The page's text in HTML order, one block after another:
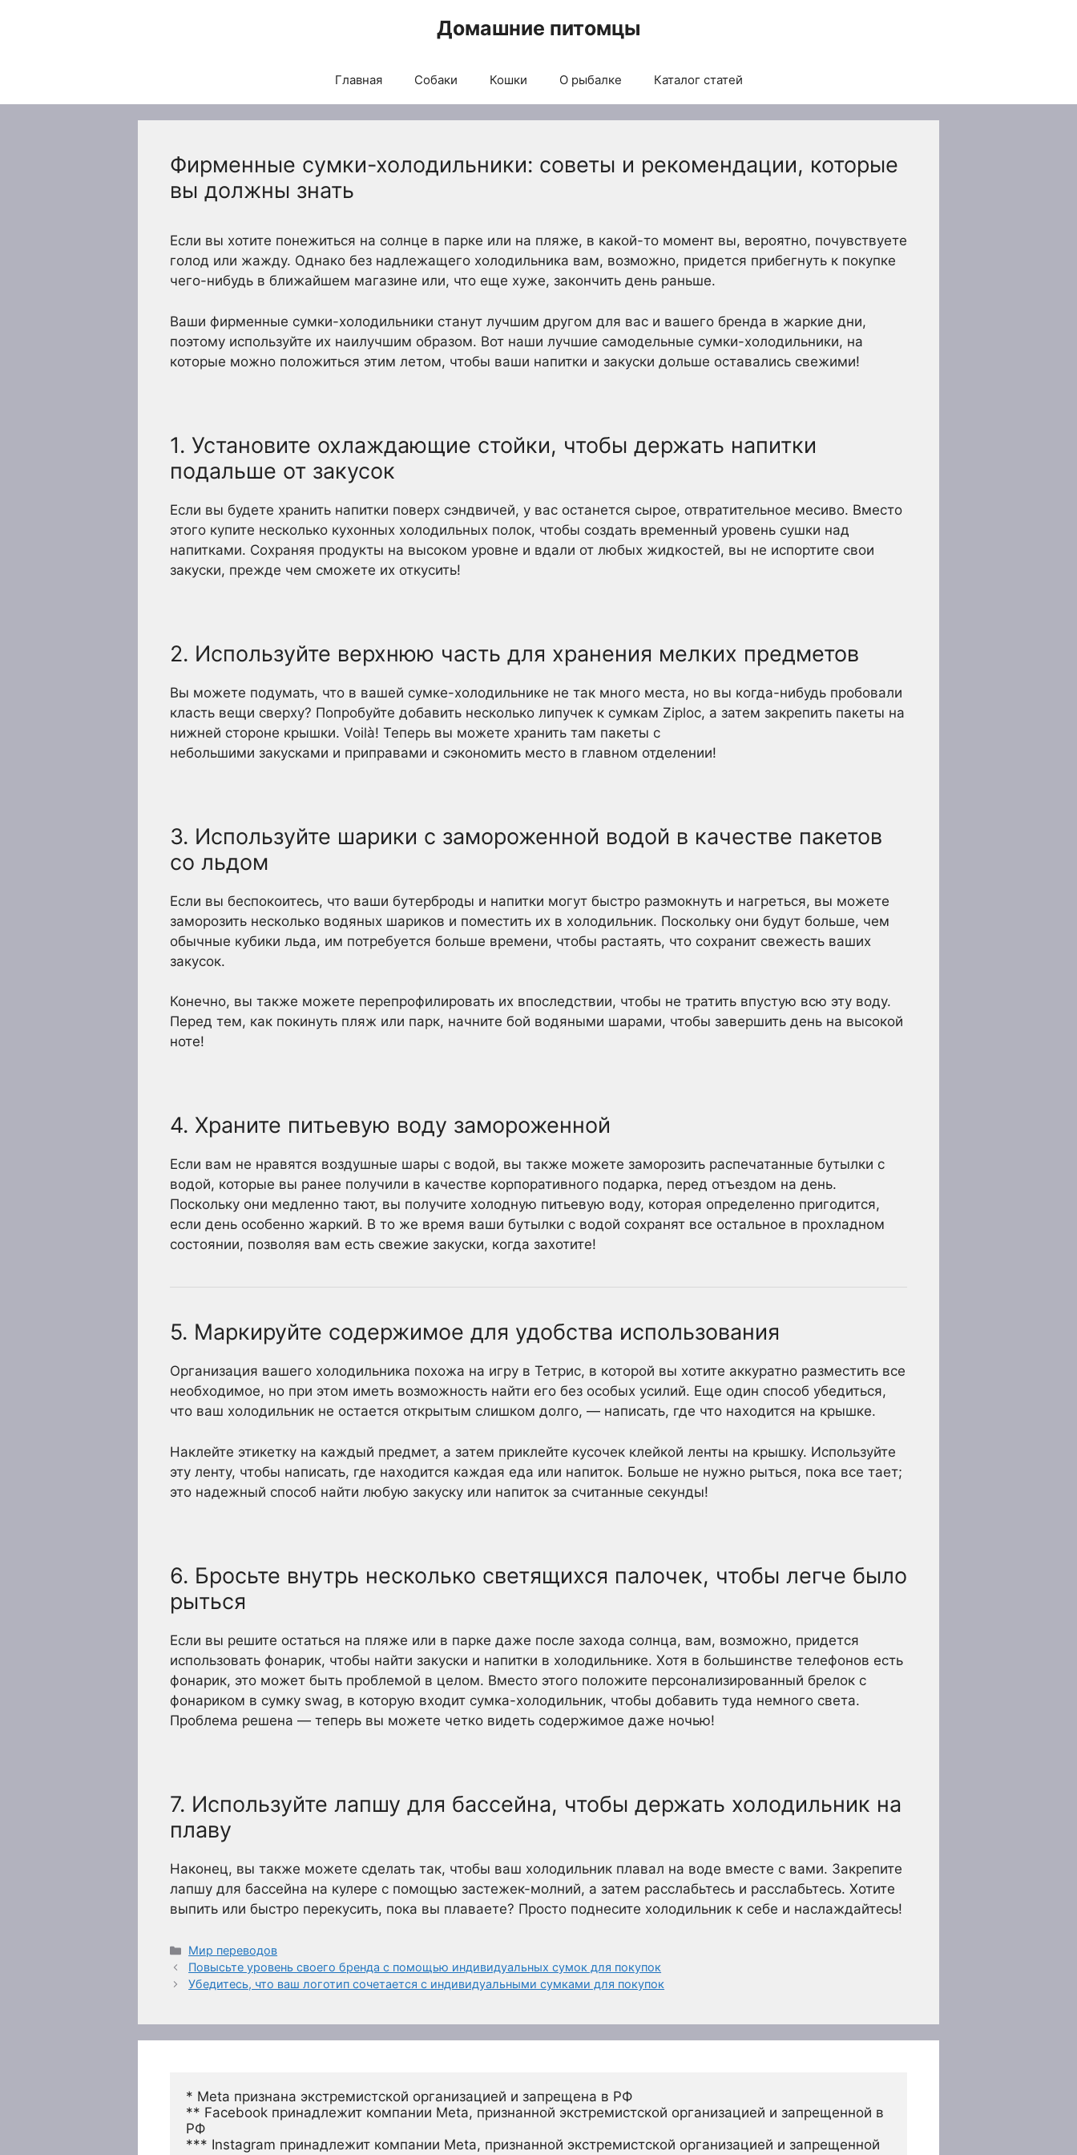
Домашние питомцы
Главная Собаки Кошки О рыбалке Каталог статей
Фирменные сумки-холодильники: советы и рекомендации, которые
вы должны знать
Если вы хотите понежиться на солнце в парке или на пляже, в какой-то момент вы, вероятно, почувствуете
голод или жажду. Однако без надлежащего холодильника вам, возможно, придется прибегнуть к покупке
чего-нибудь в ближайшем магазине или, что еще хуже, закончить день раньше.
Ваши фирменные сумки-холодильники станут лучшим другом для вас и вашего бренда в жаркие дни,
поэтому используйте их наилучшим образом. Вот наши лучшие самодельные сумки-холодильники, на
которые можно положиться этим летом, чтобы ваши напитки и закуски дольше оставались свежими!
1. Установите охлаждающие стойки, чтобы держать напитки
подальше от закусок
Если вы будете хранить напитки поверх сэндвичей, у вас останется сырое, отвратительное месиво. Вместо
этого купите несколько кухонных холодильных полок, чтобы создать временный уровень сушки над
напитками. Сохраняя продукты на высоком уровне и вдали от любых жидкостей, вы не испортите свои
закуски, прежде чем сможете их откусить!
2. Используйте верхнюю часть для хранения мелких предметов
Вы можете подумать, что в вашей сумке-холодильнике не так много места, но вы когда-нибудь пробовали
класть вещи сверху? Попробуйте добавить несколько липучек к сумкам Ziploc, а затем закрепить пакеты на
нижней стороне крышки. Voilà! Теперь вы можете хранить там пакеты с
небольшими закусками и приправами и сэкономить место в главном отделении!
3. Используйте шарики с замороженной водой в качестве пакетов
со льдом
Если вы беспокоитесь, что ваши бутерброды и напитки могут быстро размокнуть и нагреться, вы можете
заморозить несколько водяных шариков и поместить их в холодильник. Поскольку они будут больше, чем
обычные кубики льда, им потребуется больше времени, чтобы растаять, что сохранит свежесть ваших
закусок.
Конечно, вы также можете перепрофилировать их впоследствии, чтобы не тратить впустую всю эту воду.
Перед тем, как покинуть пляж или парк, начните бой водяными шарами, чтобы завершить день на высокой
ноте!
4. Храните питьевую воду замороженной
Если вам не нравятся воздушные шары с водой, вы также можете заморозить распечатанные бутылки с
водой, которые вы ранее получили в качестве корпоративного подарка, перед отъездом на день.
Поскольку они медленно тают, вы получите холодную питьевую воду, которая определенно пригодится,
если день особенно жаркий. В то же время ваши бутылки с водой сохранят все остальное в прохладном
состоянии, позволяя вам есть свежие закуски, когда захотите!
5. Маркируйте содержимое для удобства использования
Организация вашего холодильника похожа на игру в Тетрис, в которой вы хотите аккуратно разместить все
необходимое, но при этом иметь возможность найти его без особых усилий. Еще один способ убедиться,
что ваш холодильник не остается открытым слишком долго, — написать, где что находится на крышке.
Наклейте этикетку на каждый предмет, а затем приклейте кусочек клейкой ленты на крышку. Используйте
эту ленту, чтобы написать, где находится каждая еда или напиток. Больше не нужно рыться, пока все тает;
это надежный способ найти любую закуску или напиток за считанные секунды!
6. Бросьте внутрь несколько светящихся палочек, чтобы легче было
рыться
Если вы решите остаться на пляже или в парке даже после захода солнца, вам, возможно, придется
использовать фонарик, чтобы найти закуски и напитки в холодильнике. Хотя в большинстве телефонов есть
фонарик, это может быть проблемой в целом. Вместо этого положите персонализированный брелок с
фонариком в сумку swag, в которую входит сумка-холодильник, чтобы добавить туда немного света.
Проблема решена — теперь вы можете четко видеть содержимое даже ночью!
7. Используйте лапшу для бассейна, чтобы держать холодильник на
плаву
Наконец, вы также можете сделать так, чтобы ваш холодильник плавал на воде вместе с вами. Закрепите
лапшу для бассейна на кулере с помощью застежек-молний, а затем расслабьтесь и расслабьтесь. Хотите
выпить или быстро перекусить, пока вы плаваете? Просто поднесите холодильник к себе и наслаждайтесь!
Рубрики
Мир переводов
Повысьте уровень своего бренда с помощью индивидуальных сумок для покупок
Убедитесь, что ваш логотип сочетается с индивидуальными сумками для покупок
* Meta признана экстремистской организацией и запрещена в РФ
** Facebook принадлежит компании Meta, признанной экстремистской организацией и запрещенной в
РФ
*** Instagram принадлежит компании Meta, признанной экстремистской организацией и запрещенной